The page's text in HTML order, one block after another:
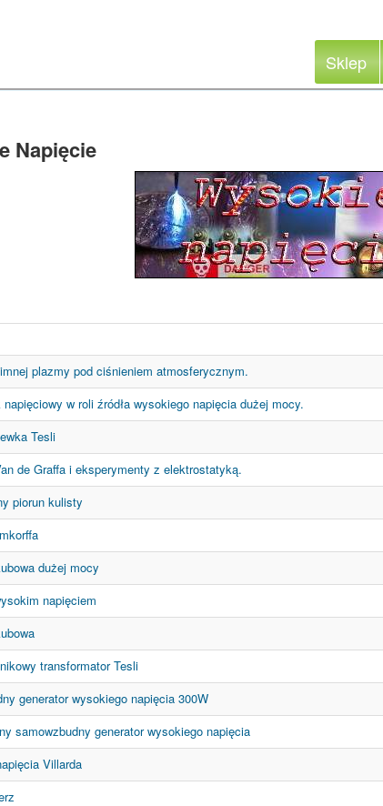
Sklep
Napięcie
plazmy pod ciśnieniem atmosferycznym.
napięciowy w roli źródła wysokiego napięcia dużej mocy.
Tesli
de Graffa i eksperymenty z elektrostatyką.
piorun kulisty
dużej mocy
napięciem
transformator Tesli
generator wysokiego napięcia 300W
samowzbudny generator wysokiego napięcia
Villarda